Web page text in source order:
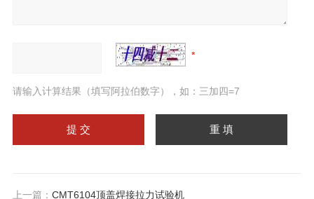
请输入计算结果（填写阿拉伯数字），如：三加四=7
上一篇： CMT6104顶盖焊接拉力试验机